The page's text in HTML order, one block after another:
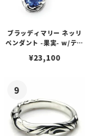
ブラッディマリー ネッリ
ペンダント -果実- w/ティ
¥23,100